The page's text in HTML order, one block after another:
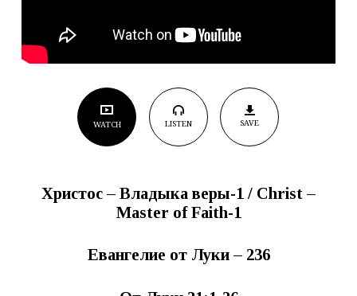
WATCH LISTEN SAVE
Христос – Владыка веры-1 / Christ –
Master of Faith-1
Евангелие от Луки – 236